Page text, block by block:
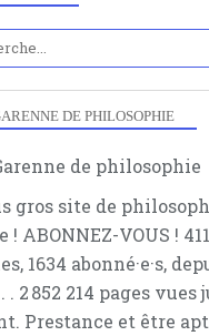
DE PHILOSOPHIE
gros site de
! ABONNEZ-VOUS !
1634 abonné·e·s,
. . 2 852 214 pages vues
Prestance et être